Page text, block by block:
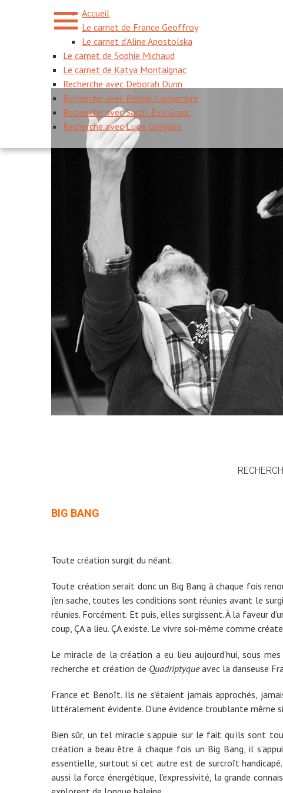
Accueil
Le carnet de France Geoffroy
Le carnet d’Aline Apostolska
Le carnet de Sophie Michaud
Le carnet de Katya Montaignac
Recherche avec Deborah Dunn
Recherche avec Benoit Lachambre
Recherche avec Sarah-Ève Grant
Recherche avec Lucie Grégoire
BIG BANG
Toute création surgit du néant.
Toute création serait donc un Big Bang à chaque fois
j’en sache, toutes les conditions sont réunies avant le
réunies. Forcément. Et puis, elles surgissent. À la faveur
coup, ÇA a lieu. ÇA existe. Le vivre soi-même comme
Le miracle de la création a eu lieu aujourd’hui, sous
recherche et création de Quadriptyqueavec la danseuse
France et Benoît. Ils ne s’étaient jamais approchés,
littéralement évidente. D’une évidence troublante même
Bien sûr, un tel miracle s’appuie sur le fait qu’ils sont
création a beau être à chaque fois un Big Bang, il
essentielle, surtout si cet autre est de surcroît handicapé.
aussi la force énergétique, l’expressivité, la grande